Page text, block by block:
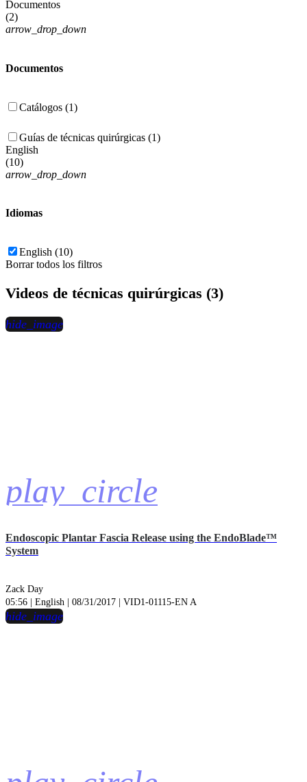
Documentos
(2)
arrow_drop_down
Documentos
Catálogos (1)
Guías de técnicas quirúrgicas (1)
English
(10)
arrow_drop_down
Idiomas
English (10)
Borrar todos los filtros
Videos de técnicas quirúrgicas (3)
play_circle
hide_image
Endoscopic Plantar Fascia Release using the EndoBlade™
System
Zack Day
05:56 | English | 08/31/2017 | VID1-01115-EN A
hide_image